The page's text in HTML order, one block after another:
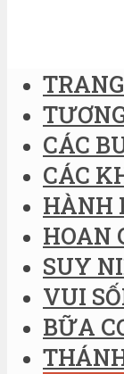
CÁC
CÁC
HÀNH
HOAN
SUY
VUI
BỮA